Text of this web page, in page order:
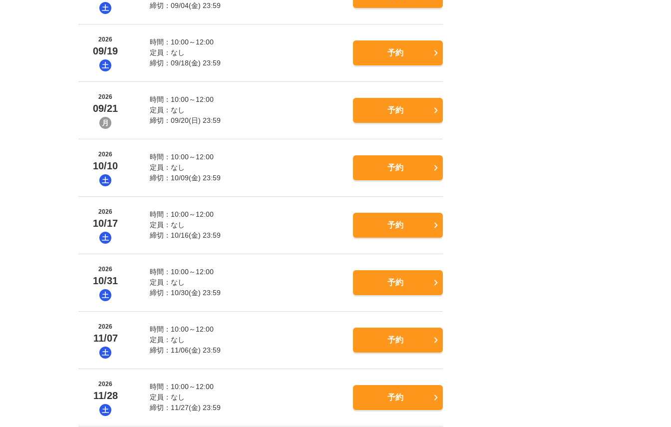
土
締切：09/04(金) 23:59
2026
09/19
土
時間：10:00～12:00
定員：なし
締切：09/18(金) 23:59
予約
2026
09/21
月
時間：10:00～12:00
定員：なし
締切：09/20(日) 23:59
予約
2026
10/10
土
時間：10:00～12:00
定員：なし
締切：10/09(金) 23:59
予約
2026
10/17
土
時間：10:00～12:00
定員：なし
締切：10/16(金) 23:59
予約
2026
10/31
土
時間：10:00～12:00
定員：なし
締切：10/30(金) 23:59
予約
2026
11/07
土
時間：10:00～12:00
定員：なし
締切：11/06(金) 23:59
予約
2026
11/28
土
時間：10:00～12:00
定員：なし
締切：11/27(金) 23:59
予約